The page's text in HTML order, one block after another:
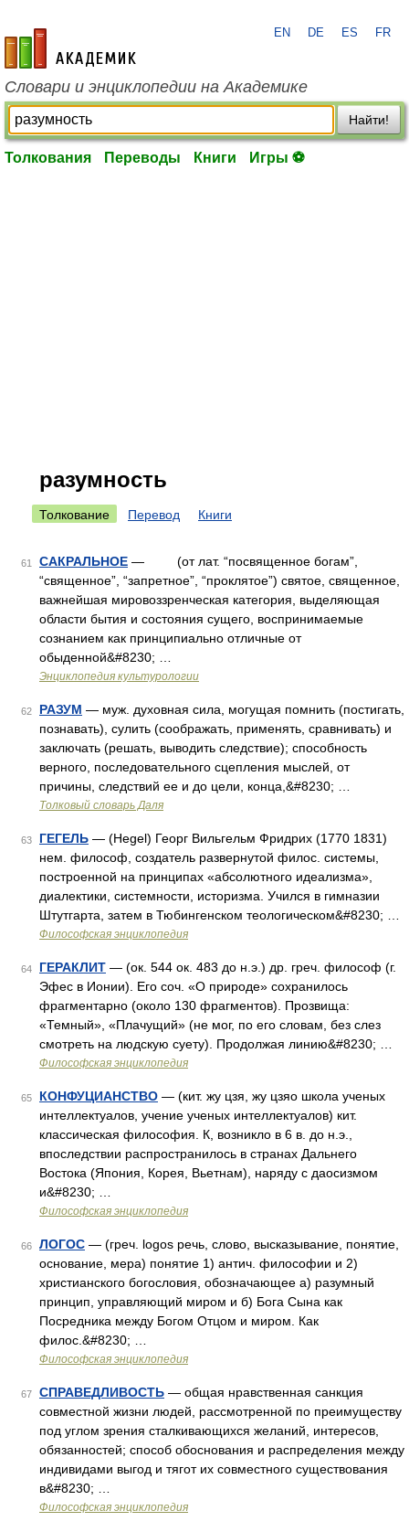
academic.ru
EN DE ES FR
Словари и энциклопедии на Академике
Найти!
Толкования Переводы Книги Игры ⚽
разумность
Толкование Перевод Книги
61 САКРАЛЬНОЕ — (от лат. “посвященное богам”,
“священное”, “запретное”, “проклятое”) святое, священное,
важнейшая мировоззренческая категория, выделяющая
области бытия и состояния сущего, воспринимаемые
сознанием как принципиально отличные от
обыденной&#8230; …
Энциклопедия культурологии
62 РАЗУМ — муж. духовная сила, могущая помнить (постигать,
познавать), сулить (соображать, применять, сравнивать) и
заключать (решать, выводить следствие); способность
верного, последовательного сцепления мыслей, от
причины, следствий ее и до цели, конца,&#8230; …
Толковый словарь Даля
63 ГЕГЕЛЬ — (Hegel) Георг Вильгельм Фридрих (1770 1831)
нем. философ, создатель развернутой филос. системы,
построенной на принципах «абсолютного идеализма»,
диалектики, системности, историзма. Учился в гимназии
Штутгарта, затем в Тюбингенском теологическом&#8230; …
Философская энциклопедия
64 ГЕРАКЛИТ — (ок. 544 ок. 483 до н.э.) др. греч. философ (г.
Эфес в Ионии). Его соч. «О природе» сохранилось
фрагментарно (около 130 фрагментов). Прозвища:
«Темный», «Плачущий» (не мог, по его словам, без слез
смотреть на людскую суету). Продолжая линию&#8230; …
Философская энциклопедия
65 КОНФУЦИАНСТВО — (кит. жу цзя, жу цзяо школа ученых
интеллектуалов, учение ученых интеллектуалов) кит.
классическая философия. К, возникло в 6 в. до н.э.,
впоследствии распространилось в странах Дальнего
Востока (Япония, Корея, Вьетнам), наряду с даосизмом
и&#8230; …
Философская энциклопедия
66 ЛОГОС — (греч. logos речь, слово, высказывание, понятие,
основание, мера) понятие 1) антич. философии и 2)
христианского богословия, обозначающее а) разумный
принцип, управляющий миром и б) Бога Сына как
Посредника между Богом Отцом и миром. Как
филос.&#8230; …
Философская энциклопедия
67 СПРАВЕДЛИВОСТЬ — общая нравственная санкция
совместной жизни людей, рассмотренной по преимуществу
под углом зрения сталкивающихся желаний, интересов,
обязанностей; способ обоснования и распределения между
индивидами выгод и тягот их совместного существования
в&#8230; …
Философская энциклопедия